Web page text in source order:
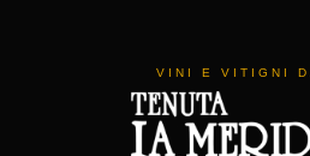
VINI E VITIGNI